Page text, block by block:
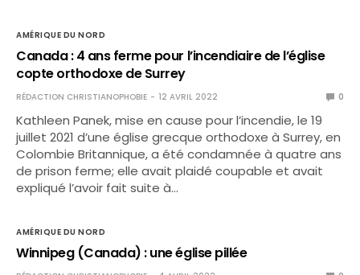
AMÉRIQUE DU NORD
Canada : 4 ans ferme pour l’incendiaire de l’église
copte orthodoxe de Surrey
RÉDACTION CHRISTIANOPHOBIE 12 AVRIL 2022 0
Kathleen Panek, mise en cause pour l’incendie, le 19
juillet 2021 d’une église grecque orthodoxe à Surrey, en
Colombie Britannique, a été condamnée à quatre ans
de prison ferme; elle avait plaidé coupable et avait
expliqué l’avoir fait suite à…
AMÉRIQUE DU NORD
Winnipeg (Canada) : une église pillée